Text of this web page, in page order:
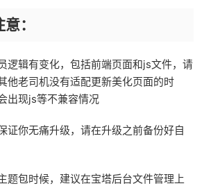
：
逻辑有变化，包括前端页面和js文件，请
他老司机没有适配更新美化页面的时
出现js等不兼容情况
证你无痛升级，请在升级之前备份好自
题包时候，建议在宝塔后台文件管理上